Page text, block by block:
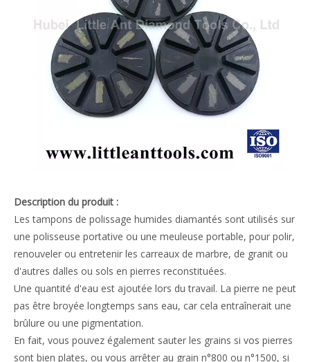
Description du produit :
Les tampons de polissage humides diamantés sont utilisés sur
une polisseuse portative ou une meuleuse portable, pour polir,
renouveler ou entretenir les carreaux de marbre, de granit ou
d'autres dalles ou sols en pierres reconstituées.
Une quantité d'eau est ajoutée lors du travail. La pierre ne peut
pas être broyée longtemps sans eau, car cela entraînerait une
brûlure ou une pigmentation.
En fait, vous pouvez également sauter les grains si vos pierres
sont bien plates, ou vous arrêter au grain n°800 ou n°1500, si